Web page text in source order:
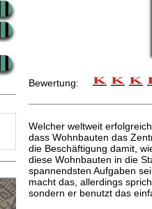
Bewertung:
Welcher weltweit
dass Wohnbauten das
die Beschäftigung damit,
diese Wohnbauten in die
spannendsten Aufgaben
macht das, allerdings
sondern er benutzt das